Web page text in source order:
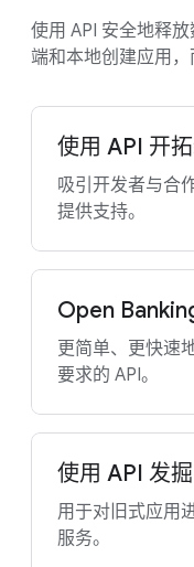
使用 API 安全地释
端和本地创建应用，
使用 API 开
吸引开发者与合
提供支持。
Open
更简单、更快速
要求的 API。
使用 API 发
用于对旧式应用
服务。